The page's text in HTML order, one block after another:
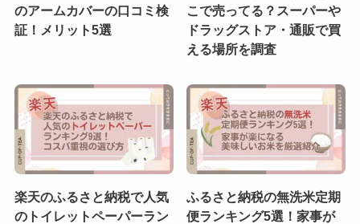
のアームカバーの口コミ検
証！メリット5選
こで売ってる？スーパーや
ドラッグストア・通販で買
える場所を調査
楽天のふるさと納税で人気
のトイレットペーパーラン
ふるさと納税の無洗米定期
便ランキング5選！家事が